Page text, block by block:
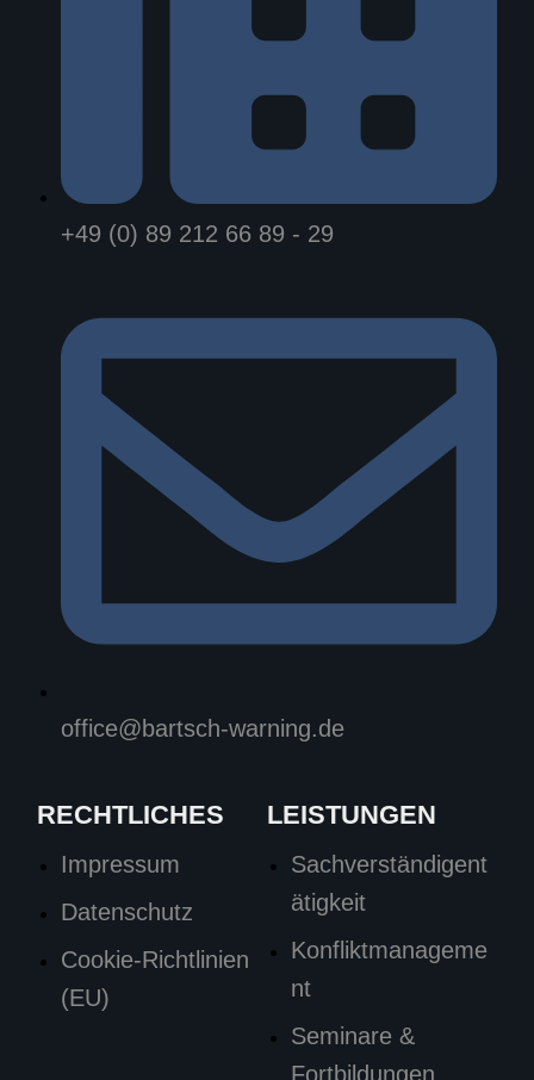
+49 (0) 89 212 66 89 - 29
office@bartsch-warning.de
LEISTUNGEN
Sachverständigent
ätigkeit
Konfliktmanageme
nt
Seminare &
Fortbildungen
RECHTLICHES
Impressum
Datenschutz
Cookie-Richtlinien
(EU)